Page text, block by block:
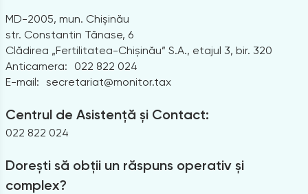
MD-2005, mun. Chișinău
str. Constantin Tănase, 6
Clădirea „Fertilitatea-Chișinău” S.A., etajul 3, bir. 320
Anticamera:
022 822 024
E-mail: secretariat@monitor.tax
Centrul de Asistență și Contact:
022 822 024
Dorești să obții un răspuns operativ și
complex?